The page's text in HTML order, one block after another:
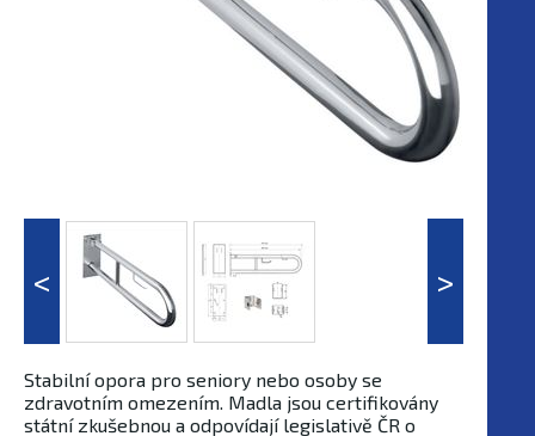
Stabilní opora pro seniory nebo osoby se
zdravotním omezením. Madla jsou certifikovány
státní zkušebnou a odpovídají legislativě ČR o